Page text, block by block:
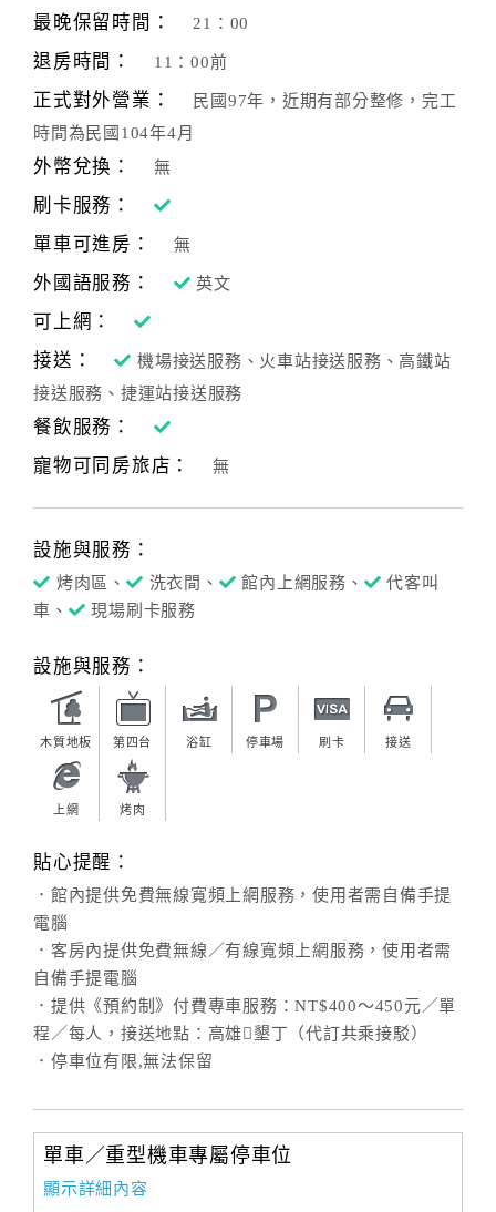
最晚保留時間： 21：00
退房時間： 11：00前
正式對外營業：
民國97年，近期有部分整修，完工
時間為民國104年4月
外幣兌換： 無
刷卡服務：
單車可進房：
無
外國語服務： 英文
可上網：
接送：
機場接送服務、火車站接送服務、高鐵站
接送服務、捷運站接送服務
餐飲服務：
寵物可同房旅店：
無
設施與服務：
烤肉區、 洗衣間、 館內上網服務、
代客叫
車、
現場刷卡服務
設施與服務：
木質地板 第四台 浴缸 停車場 刷卡 接送
上網 烤肉
貼心提醒：
．館內提供免費無線寬頻上網服務，使用者需自備手提
電腦
．客房內提供免費無線／有線寬頻上網服務，使用者需
自備手提電腦
．提供《預約制》付費專車服務：NT$400～450元／單
程／每人，接送地點：高雄墾丁（代訂共乘接駁）
．停車位有限,無法保留
單車／重型機車專屬停車位
顯示詳細內容